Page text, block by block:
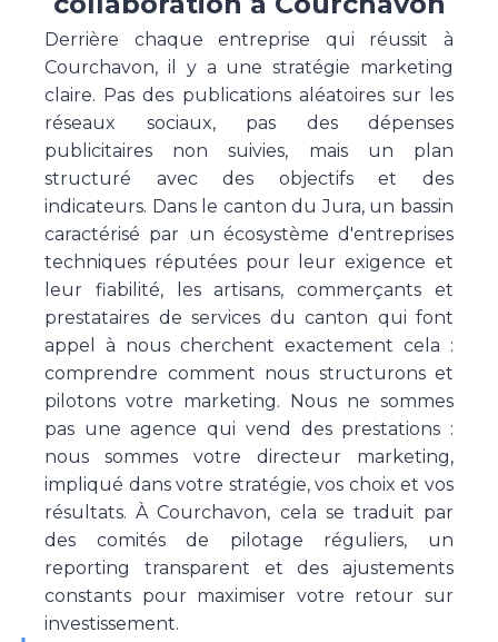
Derrière chaque entreprise qui réussit à
Courchavon, il y a une stratégie marketing
claire. Pas des publications aléatoires sur les
réseaux sociaux, pas des dépenses
publicitaires non suivies, mais un plan
structuré avec des objectifs et des
indicateurs. Dans le canton du Jura, un bassin
caractérisé par un écosystème d'entreprises
techniques réputées pour leur exigence et
leur fiabilité, les artisans, commerçants et
prestataires de services du canton qui font
appel à nous cherchent exactement cela :
comprendre comment nous structurons et
pilotons votre marketing. Nous ne sommes
pas une agence qui vend des prestations :
nous sommes votre directeur marketing,
impliqué dans votre stratégie, vos choix et vos
résultats. À Courchavon, cela se traduit par
des comités de pilotage réguliers, un
reporting transparent et des ajustements
constants pour maximiser votre retour sur
investissement.